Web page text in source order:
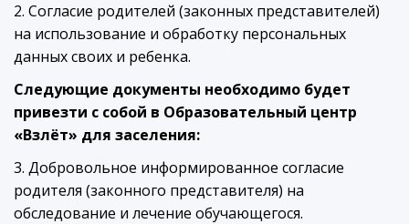
2. Согласие родителей (законных представителей)
на использование и обработку персональных
данных своих и ребенка.
Следующие документы необходимо будет
привезти с собой в Образовательный центр
«Взлёт» для заселения:
3. Добровольное информированное согласие
родителя (законного представителя) на
обследование и лечение обучающегося.